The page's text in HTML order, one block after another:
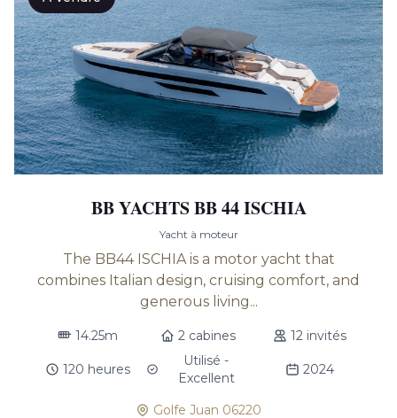
BB YACHTS BB 44 ISCHIA
Yacht à moteur
The BB44 ISCHIA is a motor yacht that
combines Italian design, cruising comfort, and
generous living...
14.25m 2 cabines 12 invités
120 heures
Utilisé -
Excellent
2024
Golfe Juan 06220